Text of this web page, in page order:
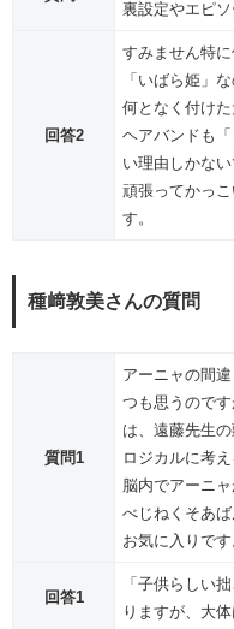
裏設定やエピ
回答2
すみません特
「いばら姫」
何となく付けた
ヘアバンドも
い理由しかな
頑張ってかっ
す。
種﨑敦美さんの質問
質問1
アーニャの間
つも思うので
は、遠藤先生
ロジカルに考
脳内でアーニ
べじねくそあ
お気に入りです
回答1
「子供らしい
りますが、大